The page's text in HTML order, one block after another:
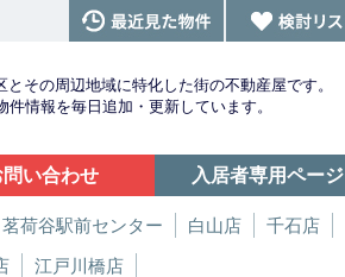
その周辺地域に特化した街の不動産屋です。
情報を毎日追加・更新しています。
問い合わせ 入居者専用ページ
茗荷谷駅前センター 白山店
千石店
江戸川橋店